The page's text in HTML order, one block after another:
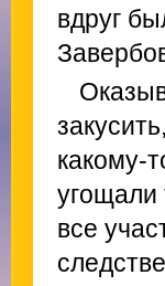
вдруг
какому-
угощали
все